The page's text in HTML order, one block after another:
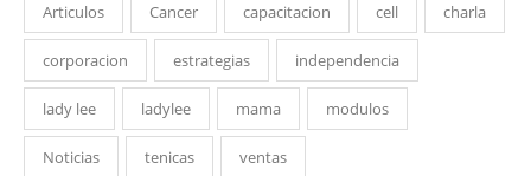
Articulos Cancer capacitacion cell charla
corporacion estrategias independencia
lady lee ladylee mama modulos
Noticias tenicas ventas